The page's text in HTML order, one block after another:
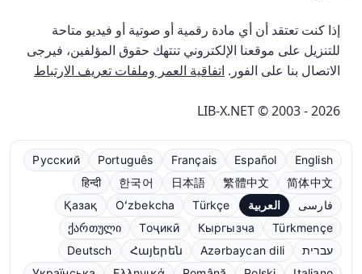
إذا كنت تعتقد أن أي مادة رقمية أو صوتية أو فيديو متاحة
للتنزيل على موقعنا الإلكتروني تنتهك حقوق المؤلفين، فيرجى
الاتصال بنا على الفور. اتفاقية العمر وملفات تعريف الارتباط
LIB-X.NET © 2003 - 2026
English
Español
Français
Português
Русский
简体中文
繁體中文
日本語
한국어
हिन्दी
فارسی
العربية Türkçe
Oʻzbekcha
Қазақ
Türkmençe
Кыргызча
Тоҷикӣ
ქართული
עברית
Azərbaycan dili
Հայերեն
Deutsch